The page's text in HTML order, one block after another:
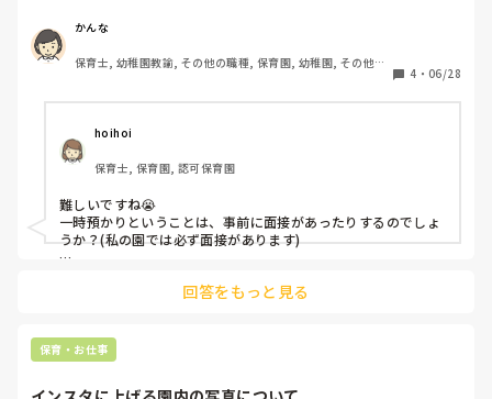
かんな
保育士, 幼稚園教諭, その他の職種, 保育園, 幼稚園, その他の
4 ・ 06/28
hoihoi
保育士, 保育園, 認可保育園
難しいですね😭
一時預かりということは、事前に面接があったりするのでしょ
うか？(私の園では必ず面接があります)
の方から好きなキャラクターなどを聞けたら、お子さんの気を
外の様子を見せると泣き止むお子さんもいますし、園内を抱っ
こで散歩したり、人手があれば対応の方法はあるのですが😂
回答をもっと見る
保育・お仕事